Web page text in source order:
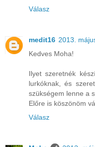
Válasz
medit16 2013.
Kedves Moha!
Ilyet szeretnék
lurkóknak, és
szükségem lenne a
Előre is köszönöm
Válasz